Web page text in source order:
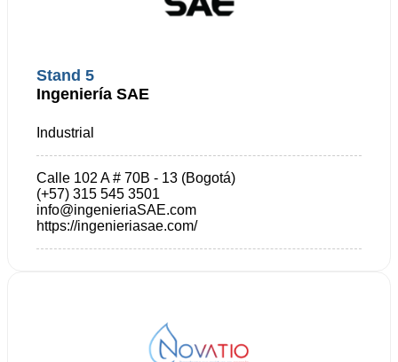
Stand 5
Ingeniería SAE
Industrial
Calle 102 A # 70B - 13 (Bogotá)
(+57) 315 545 3501
info@ingenieriaSAE.com
https://ingenieriasae.com/